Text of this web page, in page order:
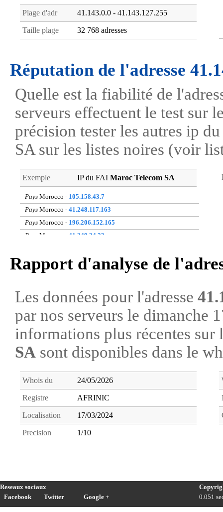
Plage d'adr 41.143.0.0 - 41.143.127.255
Taille plage 32 768 adresses
Réputation de l'adresse
Quelle est la fiabilité de
serveurs effectuent le test sur
précision tester les autres ip
SA sur les listes noires (voir
Exemple IP du FAI Maroc Telecom SA
Pays Morocco - 105.158.43.7
Pays Morocco - 41.248.117.163
Pays Morocco - 196.206.152.165
Pays Morocco -
41.249.24.23
PaysMorocco -41.248.121.68
Pays
Morocco -
Pays
Morocco -196.217.63.31
Pays Morocco -160.177.238.188
Rapport d'analyse de
Les données pour l'adresse
par nos serveurs le dimanche
informations plus récentes
SA sont disponibles dans le
Whois du 24/05/2026
Registre AFRINIC
Localisation 17/03/2024
Precision 1/10
Reseaux sociaux
Facebook
Twitter Google +
0.051